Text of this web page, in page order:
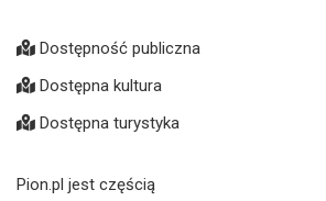
Dostępność publiczna
Dostępna kultura
Dostępna turystyka
Pion.pl jest częścią